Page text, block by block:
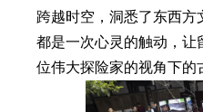
跨越时空，洞悉了东西方
都是一次心灵的触动，让
位伟大探险家的视角下的